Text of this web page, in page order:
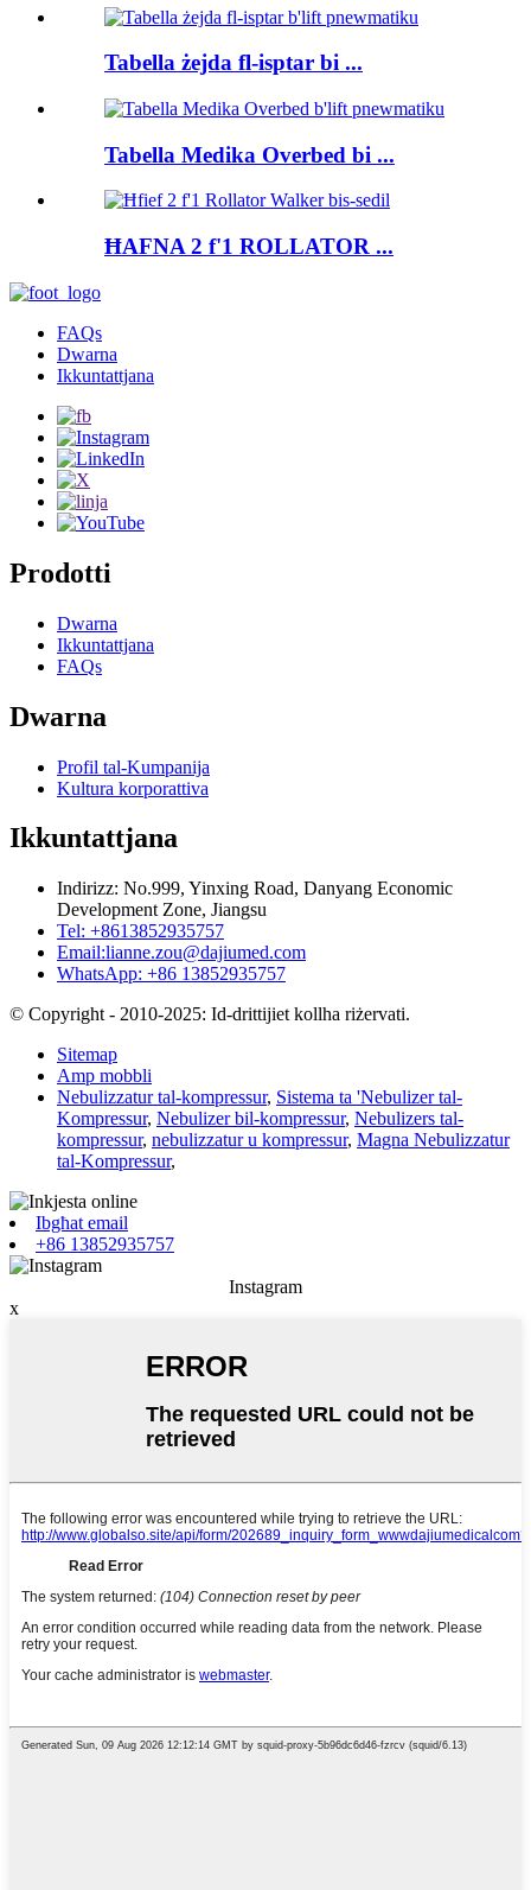
Tabella żejda fl-isptar bi ...
Tabella Medika Overbed bi ...
ĦAFNA 2 f'1 ROLLATOR ...
FAQs
Dwarna
Ikkuntattjana
Prodotti
Dwarna
Ikkuntattjana
FAQs
Dwarna
Profil tal-Kumpanija
Kultura korporattiva
Ikkuntattjana
Indirizz: No.999, Yinxing Road, Danyang Economic
Development Zone, Jiangsu
Tel: +8613852935757
Email:lianne.zou@dajiumed.com
WhatsApp: +86 13852935757
© Copyright - 2010-2025: Id-drittijiet kollha riżervati.
Sitemap
Amp mobbli
Nebulizzatur tal-kompressur, Sistema ta 'Nebulizer tal-
Kompressur, Nebulizer bil-kompressur, Nebulizers tal-
kompressur, nebulizzatur u kompressur, Magna Nebulizzatur
tal-Kompressur,
Ibgħat email
+86 13852935757
Instagram
x